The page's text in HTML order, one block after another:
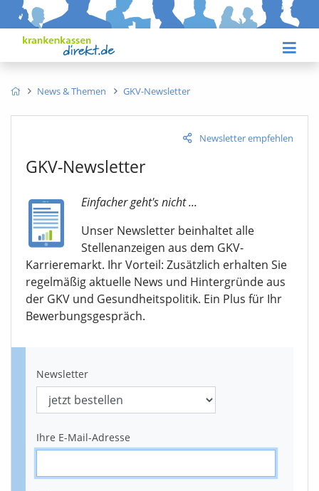
News & Themen GKV-Newsletter
Newsletter empfehlen
GKV-Newsletter
Einfacher geht's nicht ...
Unser Newsletter beinhaltet alle
Stellenanzeigen aus dem GKV-
Karrieremarkt. Ihr Vorteil: Zusätzlich erhalten Sie
regelmäßig aktuelle News und Hintergründe aus
der GKV und Gesundheitspolitik. Ein Plus für Ihr
Bewerbungsgespräch.
Newsletter
Ihre E-Mail-Adresse